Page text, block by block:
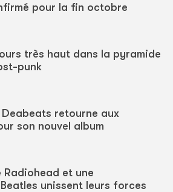
pour la fin octobre
très haut dans la pyramide
punk
Deabeats retourne aux
son nouvel album
et une
unissent leurs forces